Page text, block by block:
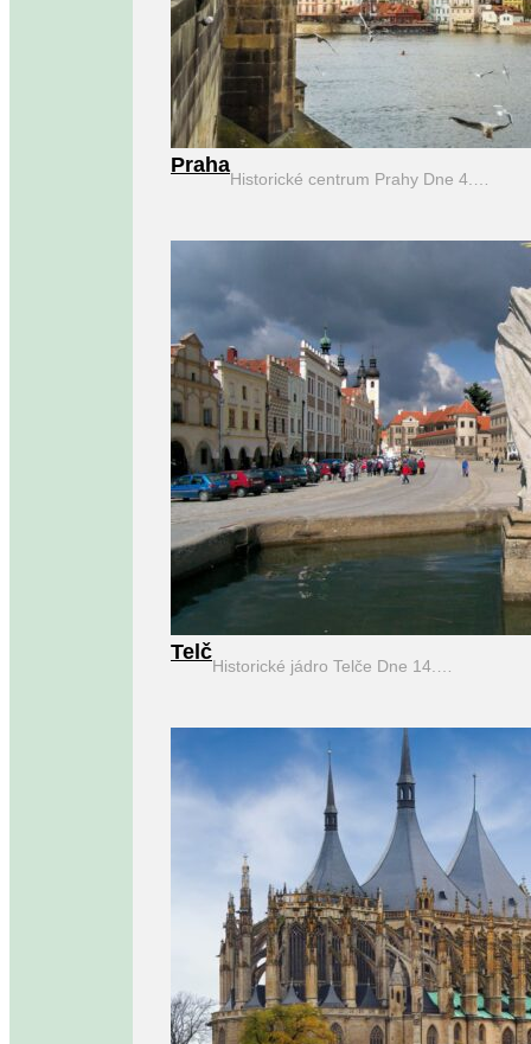
Praha
Historické centrum Prahy Dne 4.…
Telč
Historické jádro Telče Dne 14.…